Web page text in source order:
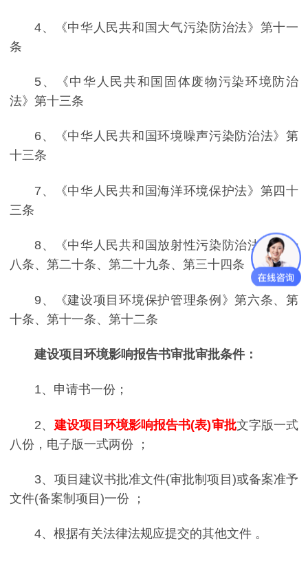
4、《中华人民共和国大气污染防治法》第十一
条
5、《中华人民共和国固体废物污染环境防治
法》第十三条
6、《中华人民共和国环境噪声污染防治法》第
十三条
7、《中华人民共和国海洋环境保护法》第四十
三条
8、《中华人民共和国放射性污染防治法》第十
八条、第二十条、第二十九条、第三十四条
9、《建设项目环境保护管理条例》第六条、第
十条、第十一条、第十二条
建设项目环境影响报告书审批审批条件：
1、申请书一份；
2、 建设项目环境影响报告书(表)审批文字版一式
八份，电子版一式两份 ；
3、项目建议书批准文件(审批制项目)或备案准予
文件(备案制项目)一份 ；
4、根据有关法律法规应提交的其他文件 。